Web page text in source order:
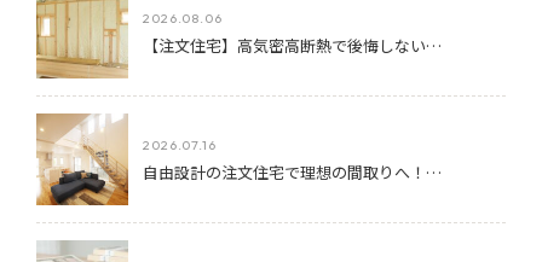
2026.08.06
【注文住宅】高気密高断熱で後悔しない…
2026.07.16
自由設計の注文住宅で理想の間取りへ！…